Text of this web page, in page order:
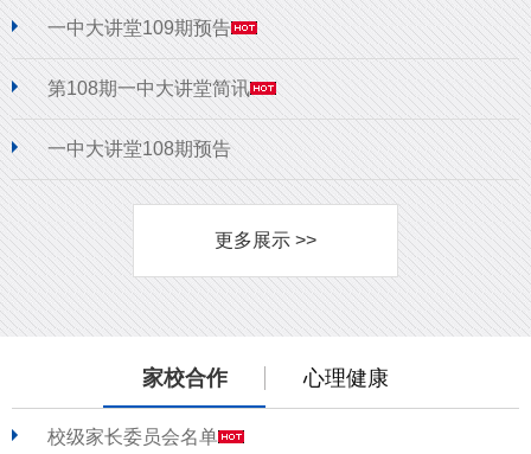
一中大讲堂109期预告
第108期一中大讲堂简讯
一中大讲堂108期预告
更多展示 >>
家校合作 心理健康
校级家长委员会名单